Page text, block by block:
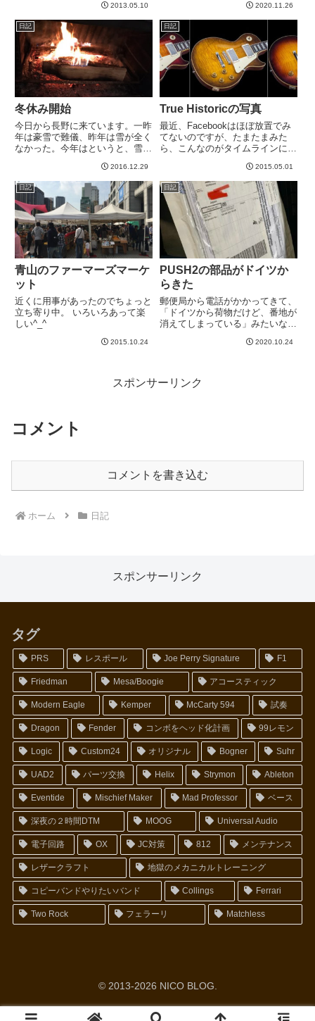
持ちになるわけです。そんな中、
昔から覚えて弾きたいなあ、と思
ってたのがパナマのイントロ。
あ...
2013.05.10
こが一番まとまってます。当たり
前だけど。。。ざっと見て自分と
して嬉しいのは、アンプモデルに
プリンストンリバーブ...
2020.11.26
日記
冬休み開始
今日から長野に来ています。一昨
年は豪雪で難儀、昨年は雪が全く
なかった。今年はというと、雪は
いかな。やはり寒いのでさっそく
暖炉をつける。薪が燃えてる様子
ってずっと眺めてられますねえ。
これもよく燃えそうです
が。。。...
2016.12.29
日記
True Historicの写真
最近、Facebookはほぼ放置でみ
てないのですが、たまたまみた
ら、こんなのがタイムラインに載
finishes (L to R): Vintage Cherry
Sunburst, Vintage L...
2015.05.01
日記
青山のファーマーズマーケ
ット
近くに用事があったのでちょっと
立ち寄り中。 いろいろあって楽
しい^_^
2015.10.24
日記
PUSH2の部品がドイツか
らきた
郵便局から電話がかかってきて、
「ドイツから荷物だけど、番地が
消えてしまっている」みたいな連
心当たりがありませんでした。開
ど、送料が1200円もかかる...
2020.10.24
スポンサーリンク
コメント
コメントを書き込む
ホーム 日記
スポンサーリンク
タグ
PRS レスポール Joe Perry Signature F1
Friedman Mesa/Boogie アコースティック
Modern Eagle Kemper McCarty 594 試奏
Dragon Fender コンボをヘッド化計画 99レモン
Logic Custom24 オリジナル Bogner Suhr
UAD2 パーツ交換 Helix Strymon Ableton
Eventide Mischief Maker Mad Professor ベース
深夜の２時間DTM MOOG Universal Audio
電子回路 OX JC対策 812 メンテナンス
レザークラフト 地獄のメカニカルトレーニング
コピーバンドやりたいバンド Collings Ferrari
Two Rock フェラーリ Matchless
© 2013-2026 NICO BLOG.